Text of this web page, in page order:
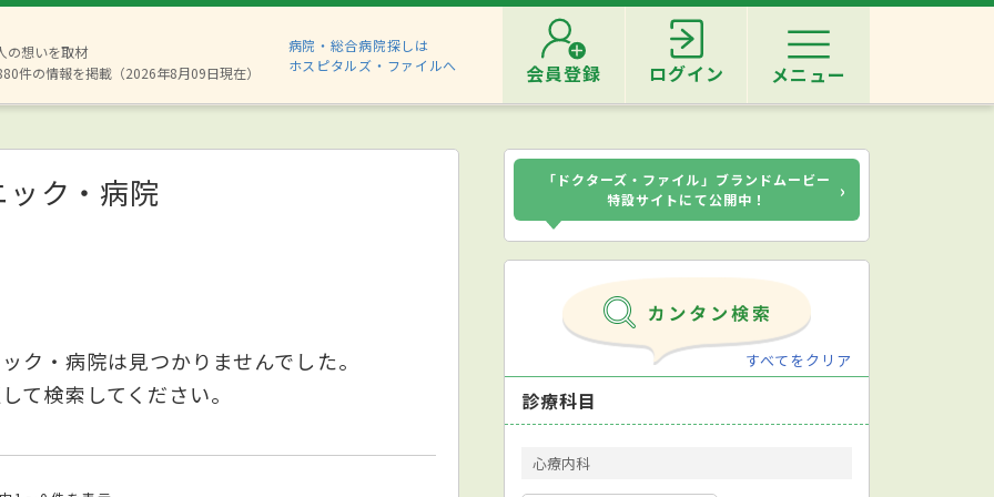
の想いを取材
件の情報を掲載（2026年8月09日現在）
病院・総合病院探しは
ホスピタルズ・ファイルへ
会員登録 ログイン メニュー
ク・病院
ク・病院は見つかりませんでした。
て検索してください。
「ドクターズ・ファイル」ブランドムービー
特設サイトにて公開中！
›
すべてをクリア
診療科目
心療内科